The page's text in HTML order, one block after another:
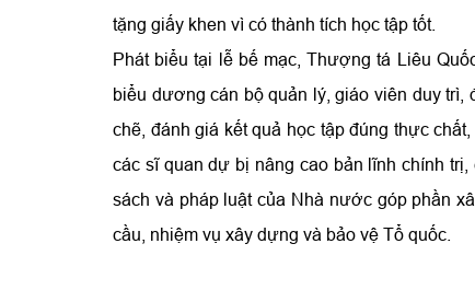
tặng giấy khen vì có thành tích học tập tốt.
Phát biểu tại lễ bế mạc, Thượng tá Liêu
biểu dương cán bộ quản lý, giáo viên duy trì,
chẽ, đánh giá kết quả học tập đúng thực
các sĩ quan dự bị nâng cao bản lĩnh chính
sách và pháp luật của Nhà nước góp phần
cầu, nhiệm vụ xây dựng và bảo vệ Tổ quốc.